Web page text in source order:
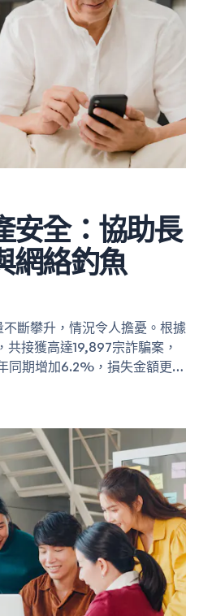
，申請人需經過評估以確定其資
安全：協助長
網絡釣魚
斷攀升，情況令人擔憂。根據
接獲高達19,897宗詐騙案，
同期增加6.2%，損失金額更達
手法較不熟悉，十分容易成為
助長者防騙中扮演著舉足輕重的
導照顧者如何幫助長者識破詐騙
騙與網路釣魚
和網路釣魚的定義與常見手法，
詐騙：…